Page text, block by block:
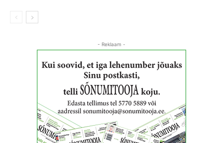
- Reklaam -